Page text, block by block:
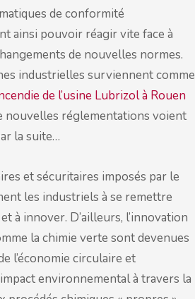
de conformité
ainsi pouvoir réagir vite face à
de nouvelles normes.
industrielles surviennent comme
de l’usine Lubrizol à Rouen
nouvelles réglementations voient
la suite…
et sécuritaires imposés par le
les industriels à se remettre
à innover. D’ailleurs, l’innovation
la chimie verte sont devenues
l’économie circulaire et
environnemental à travers la